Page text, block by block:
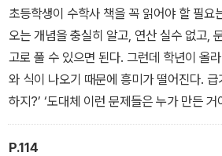
도 있다. 이런 책은 저학년 때부터 활용하
도 초등수학의 큰 그림을 그려보는 데 훨씬
초등학생이 수학사 책을 꼭 읽어야 할 필요
오는 개념을 충실히 알고, 연산 실수 없고,
고로 풀 수 있으면 된다. 그런데 학년이 올
와 식이 나오기 때문에 흥미가 떨어진다. 급
하지?’ ‘도대체 이런 문제들은 누가 만든 거
생기기도 한다. 이럴 때 수학사 책을 읽으면
가 있었어?’ 하며 수학에 품었던 뾰족한 마
P.114